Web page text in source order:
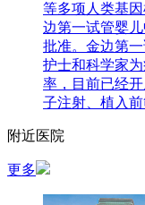
等多项人类基
边第一试管婴
批准。金边第
护士和科学家
率，目前已经
子注射、植入前
附近医院
更多